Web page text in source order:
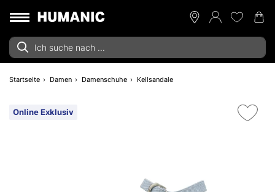
Startseite Damen Damenschuhe Keilsandale
Online Exklusiv